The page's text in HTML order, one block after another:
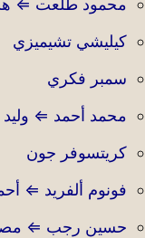
محمود طلعت ⇐
كيليشي تشيميزي
سمبر فكري
محمد أحمد ⇐
كريتسوفر جون
فونوم ألفريد ⇐
حسين رجب ⇐